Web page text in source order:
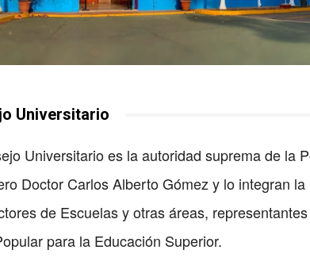
Universitario
Universitario es la autoridad suprema de la
Doctor Carlos Alberto Gómez y lo integran
de Escuelas y otras áreas,
para la Educación Superior.